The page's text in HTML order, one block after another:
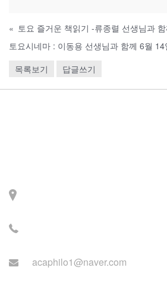
« 토요 즐거운 책읽기 -류종렬 선생님과
토요시네마 : 이동용 선생님과 함께 6월 14
목록보기
답글쓰기
acaphilo1@naver.com